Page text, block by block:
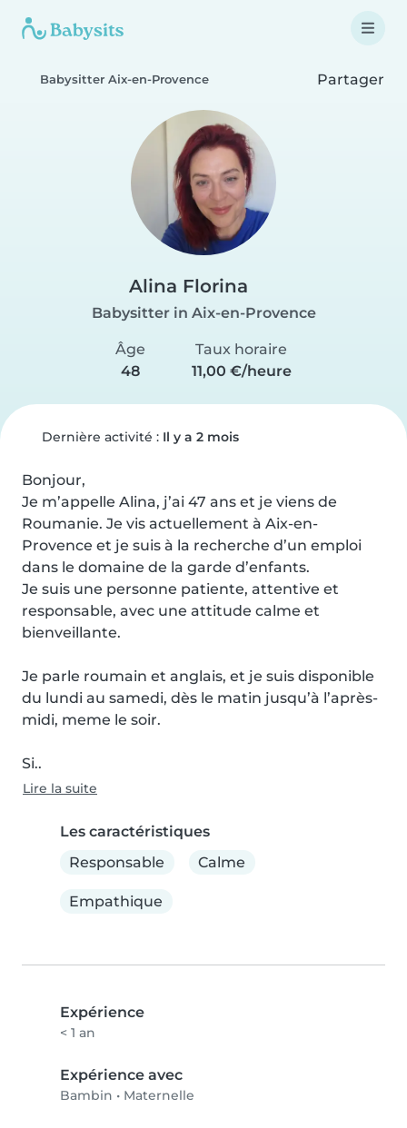
Babysitter Aix-en-Provence Partager
Alina Florina
Babysitter in Aix-en-Provence
Âge
48
Taux horaire
11,00 €/heure
Dernière activité : Il y a 2 mois
Bonjour,
Je m’appelle Alina, j’ai 47 ans et je viens de
Roumanie. Je vis actuellement à Aix-en-
Provence et je suis à la recherche d’un emploi
dans le domaine de la garde d’enfants.
Je suis une personne patiente, attentive et
responsable, avec une attitude calme et
bienveillante.
Je parle roumain et anglais, et je suis disponible
du lundi au samedi, dès le matin jusqu’à l’après-
midi, meme le soir.
Si..
Lire la suite
Les caractéristiques
Responsable
Calme
Empathique
Expérience
< 1 an
Expérience avec
Bambin • Maternelle